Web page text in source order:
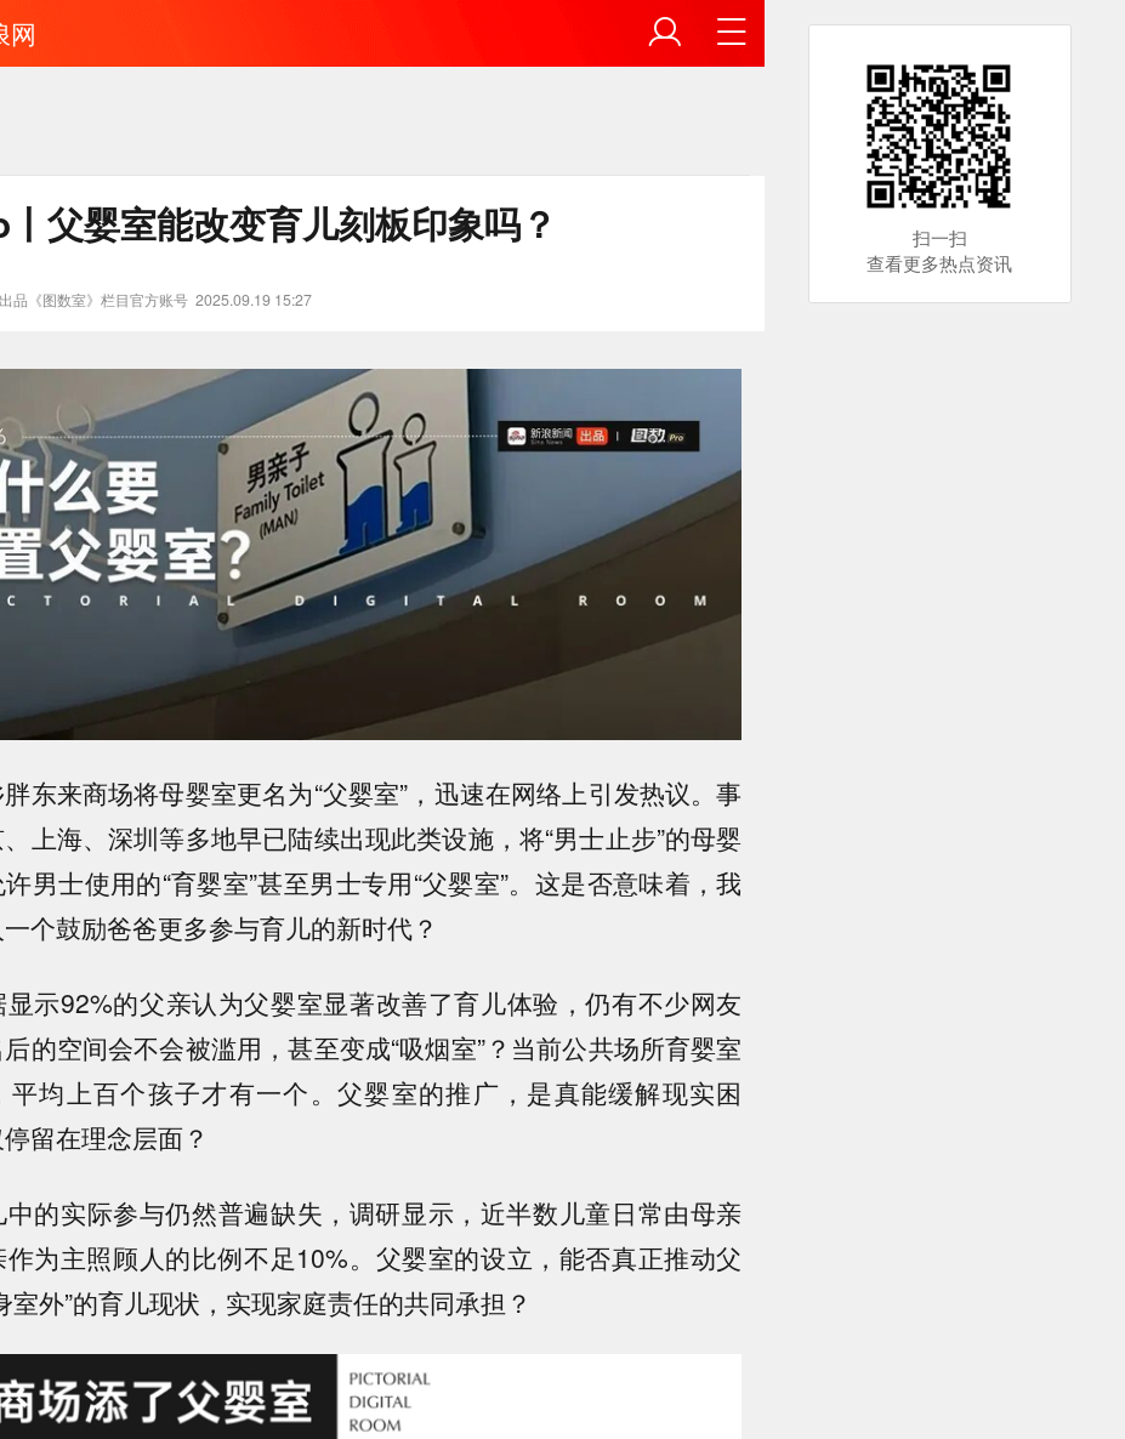
网
父婴室能改变育儿刻板印象吗？
品《图数室》栏目官方账号 2025.09.19 15:27
东来商场将母婴室更名为“父婴室”，迅速在网络上引发热议。事
上海、深圳等多地早已陆续出现此类设施，将“男士止步”的母婴
男士使用的“育婴室”甚至男士专用“父婴室”。 这是否意味着，我
个鼓励爸爸更多参与育儿的新时代？
示92%的父亲认为父婴室显著改善了育儿体验，仍有不少网友
的空间会不会被滥用，甚至变成“吸烟室”？当前公共场所育婴室
均上百个孩子才有一个。 父婴室的推广，是真能缓解现实困
留在理念层面？
的实际参与仍然普遍缺失，调研显示， 近半数儿童日常由母亲
作为主照顾人的比例不足10%。父婴室的设立，能否真正推动父
室外”的育儿现状，实现家庭责任的共同承担？
扫一扫
查看更多热点资讯